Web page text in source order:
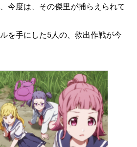
今度は、その傑里が捕らえられて
を手にした5人の、救出作戦が今